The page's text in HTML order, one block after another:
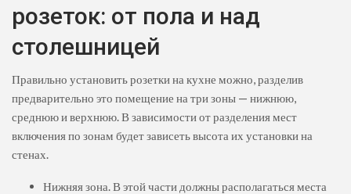
розеток: от пола и над
столешницей
Правильно установить розетки на кухне можно, разделив
предварительно это помещение на три зоны — нижнюю,
среднюю и верхнюю. В зависимости от разделения мест
включения по зонам будет зависеть высота их установки на
стенах.
Нижняя зона. В этой части должны располагаться места